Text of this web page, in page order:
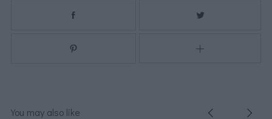
You may also like